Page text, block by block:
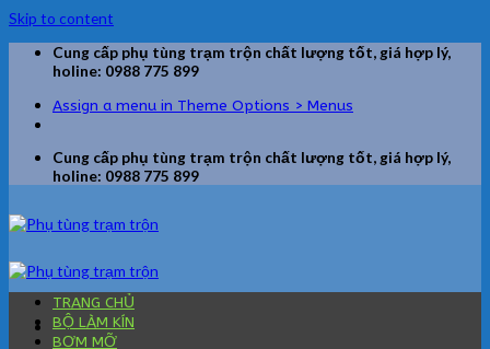
Skip to content
Cung cấp phụ tùng trạm trộn chất lượng tốt, giá hợp lý,
holine: 0988 775 899
Assign a menu in Theme Options > Menus
Cung cấp phụ tùng trạm trộn chất lượng tốt, giá hợp lý,
holine: 0988 775 899
TRANG CHỦ
BỘ LÀM KÍN
BƠM MỠ